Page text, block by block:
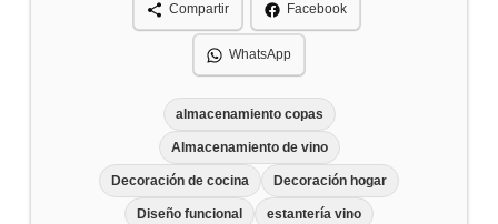
Compartir Facebook
WhatsApp
almacenamiento copas
Almacenamiento de vino
Decoración de cocina Decoración hogar
Diseño funcional estantería vino